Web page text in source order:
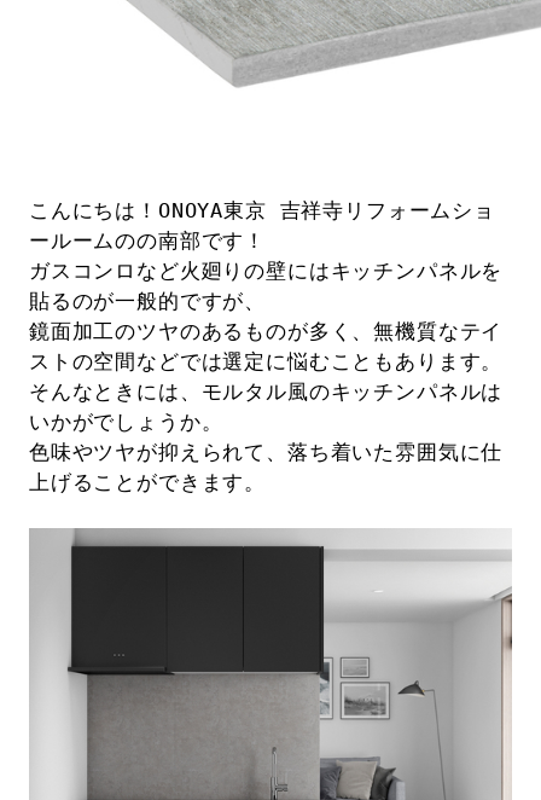
こんにちは！ONOYA東京 吉祥寺リフォームショ
ールームのの南部です！
ガスコンロなど火廻りの壁にはキッチンパネルを
貼るのが一般的ですが、
鏡面加工のツヤのあるものが多く、無機質なテイ
ストの空間などでは選定に悩むこともあります。
そんなときには、モルタル風のキッチンパネルは
いかがでしょうか。
色味やツヤが抑えられて、落ち着いた雰囲気に仕
上げることができます。